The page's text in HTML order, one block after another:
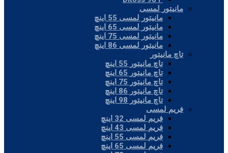
مانیتور لمسی
مانیتور لمسی 55 اینچ
مانیتور لمسی 65 اینچ
مانیتور لمسی 75 اینچ
مانیتور لمسی 86 اینچ
تاچ مانیتور
تاچ مانیتور 55 اینچ
تاچ مانیتور 65 اینچ
تاچ مانیتور 75 اینچ
تاچ مانیتور 86 اینچ
تاچ مانیتور 98 اینچ
فریم لمسی
فریم لمسی 32 اینچ
فریم لمسی 43 اینچ
فریم لمسی 55 اینچ
فریم لمسی 65 اینچ